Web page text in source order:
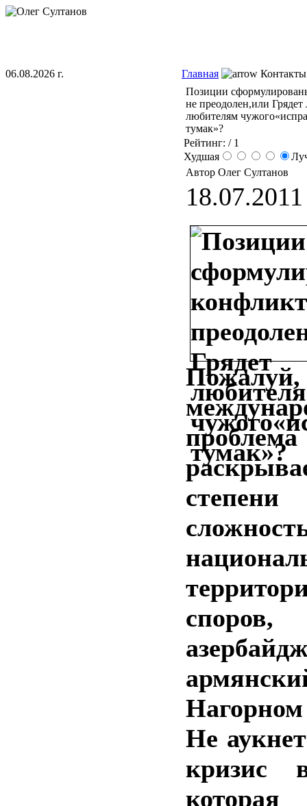
06.08.2026 г. Главная
Контакты
Позиции
не преодолен,или Грядет
любителям
тумак»?
Рейтинг: / 1
Худшая
Автор Олег Султанов
18.07.2011
Не
кризис
которая